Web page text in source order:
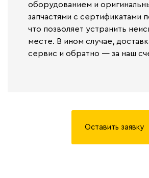
оборудованием и
запчастями с сертификатами
что позволяет устранить
месте. В ином случае,
сервис и обратно — за наш
Оставить заявку